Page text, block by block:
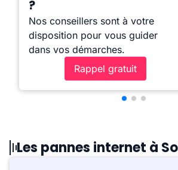
?
Nos conseillers sont à votre
disposition pour vous guider
dans vos démarches.
Rappel gratuit
Les pannes internet à